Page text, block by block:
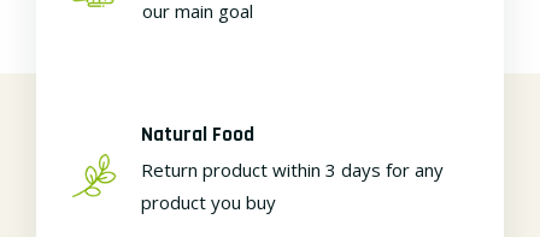
our main goal
Natural Food
Return product within 3 days for any
product you buy